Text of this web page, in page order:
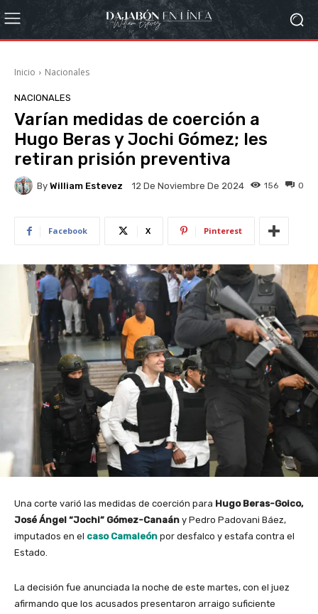
Inicio Nacionales
NACIONALES
Varían medidas de coerción a
Hugo Beras y Jochi Gómez; les
retiran prisión preventiva
By William Estevez 12 De Noviembre De 2024 0
156
Facebook X Pinterest
Una corte varió las medidas de coerción para Hugo Beras-Goico,
José Ángel “Jochi” Gómez-Canaán y Pedro Padovani Báez,
imputados en el caso Camaleón por desfalco y estafa contra el
Estado.
La decisión fue anunciada la noche de este martes, con el juez
afirmando que los acusados presentaron arraigo suficiente